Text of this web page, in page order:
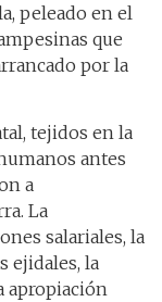
peleado en el
que
por la
tejidos en la
antes
a
La
salariales, la
ejidales, la
apropiación